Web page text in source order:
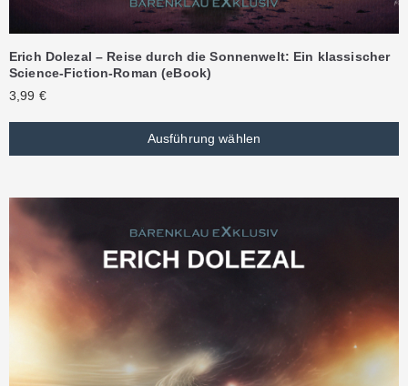
Erich Dolezal – Reise durch die Sonnenwelt: Ein klassischer
Science-Fiction-Roman (eBook)
3,99 €
Ausführung wählen